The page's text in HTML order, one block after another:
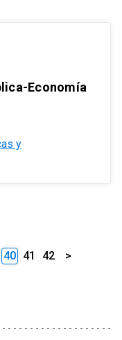
Economía
y
40 41 42 >